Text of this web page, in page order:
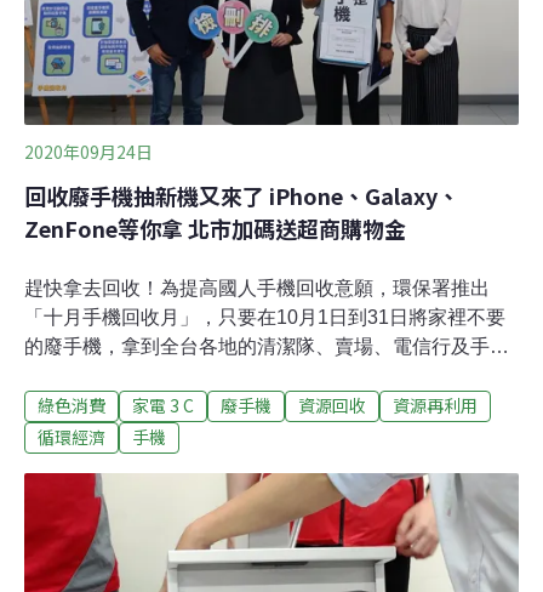
的消耗性耗材及零件[2] 。需要定期更換的零件少，因此顯
著減少了相關耗材的汰換，等於減少廢棄物的產生。
2020年09月24日
回收廢手機抽新機又來了 iPhone、Galaxy、
ZenFone等你拿 北市加碼送超商購物金
趕快拿去回收！為提高國人手機回收意願，環保署推出
「十月手機回收月」，只要在10月1日到31日將家裡不要
的廢手機，拿到全台各地的清潔隊、賣場、電信行及手機
Galaxy、ASUS ZenFone等新型手機，每人只有一次抽獎
機會，各廠牌各型號的手機不分新舊皆可回收。台北市環
產品就直接送你7-ELEVEN購物金，一共有1000組、14萬
元等你拿，數量有限換完為止。根據環保署統計，國人每
年購買約600萬支新手機，然而手機的回收率卻僅約三分
之一。許多民眾擔心資安問題，就算手機壞掉不能用還是
綠色消費 家電 3 C 廢手機 資源回收
資源再利用
循環經濟
手機